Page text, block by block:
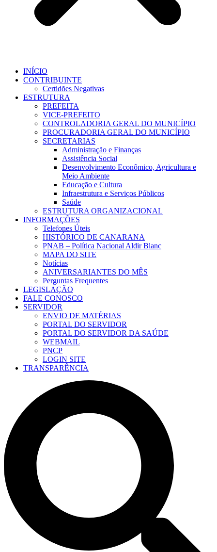
INÍCIO
CONTRIBUINTE
Certidões Negativas
ESTRUTURA
PREFEITA
VICE-PREFEITO
CONTROLADORIA GERAL DO MUNICÍPIO
PROCURADORIA GERAL DO MUNICÍPIO
SECRETARIAS
Administração e Finanças
Assistência Social
Desenvolvimento Econômico, Agricultura e
Meio Ambiente
Educação e Cultura
Infraestrutura e Serviços Públicos
Saúde
ESTRUTURA ORGANIZACIONAL
INFORMAÇÕES
Telefones Úteis
HISTÓRICO DE CANARANA
PNAB – Política Nacional Aldir Blanc
MAPA DO SITE
Notícias
ANIVERSARIANTES DO MÊS
Perguntas Frequentes
LEGISLAÇÃO
FALE CONOSCO
SERVIDOR
ENVIO DE MATÉRIAS
PORTAL DO SERVIDOR
PORTAL DO SERVIDOR DA SAÚDE
WEBMAIL
PNCP
LOGIN SITE
TRANSPARÊNCIA